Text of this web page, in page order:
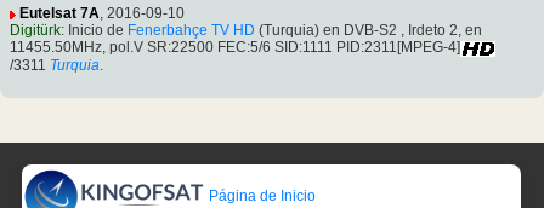
Eutelsat 7A, 2016-09-10
Digitürk: Inicio de Fenerbahçe TV HD (Turquia) en DVB-S2 , Irdeto 2, en
11455.50MHz, pol.V SR:22500 FEC:5/6 SID:1111 PID:2311[MPEG-4]
/3311 Turquia
Página de Inicio